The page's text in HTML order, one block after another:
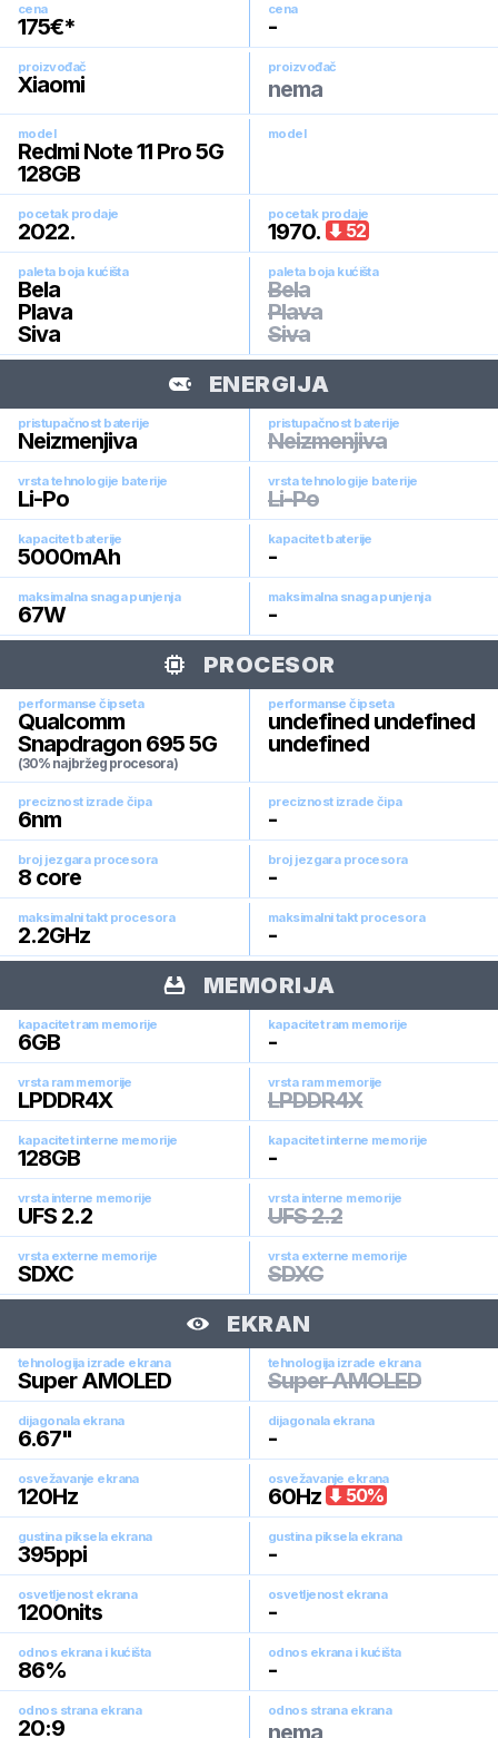
cena
175€*
cena
-
proizvođač
Xiaomi
proizvođač
nema
model
Redmi Note 11 Pro 5G
128GB
model
pocetak prodaje
2022.
pocetak prodaje
1970. 52
paleta boja kućišta
Bela
Plava
Siva
paleta boja kućišta
Bela
Plava
Siva
ENERGIJA
pristupačnost baterije
Neizmenjiva
pristupačnost baterije
Neizmenjiva
vrsta tehnologije baterije
Li-Po
vrsta tehnologije baterije
Li-Po
kapacitet baterije
5000mAh
kapacitet baterije
-
maksimalna snaga punjenja
67W
maksimalna snaga punjenja
-
PROCESOR
performanse čipseta
Qualcomm
Snapdragon 695 5G
(30% najbržeg procesora)
performanse čipseta
undefined undefined
undefined
preciznost izrade čipa
6nm
preciznost izrade čipa
-
broj jezgara procesora
8 core
broj jezgara procesora
-
maksimalni takt procesora
2.2GHz
maksimalni takt procesora
-
MEMORIJA
kapacitet ram memorije
6GB
kapacitet ram memorije
-
vrsta ram memorije
LPDDR4X
vrsta ram memorije
LPDDR4X
kapacitet interne memorije
128GB
kapacitet interne memorije
-
vrsta interne memorije
UFS 2.2
vrsta interne memorije
UFS 2.2
vrsta externe memorije
SDXC
vrsta externe memorije
SDXC
EKRAN
tehnologija izrade ekrana
Super AMOLED
tehnologija izrade ekrana
Super AMOLED
dijagonala ekrana
6.67"
dijagonala ekrana
-
osvežavanje ekrana
120Hz
osvežavanje ekrana
60Hz 50%
gustina piksela ekrana
395ppi
gustina piksela ekrana
-
osvetljenost ekrana
1200nits
osvetljenost ekrana
-
odnos ekrana i kućišta
86%
odnos ekrana i kućišta
-
odnos strana ekrana
20:9
odnos strana ekrana
nema